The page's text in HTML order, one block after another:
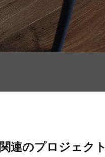
関連のプロジェクト